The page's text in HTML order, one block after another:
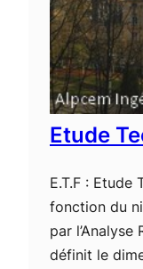
Etude
E.T.F : Etude
fonction du
par
définit le